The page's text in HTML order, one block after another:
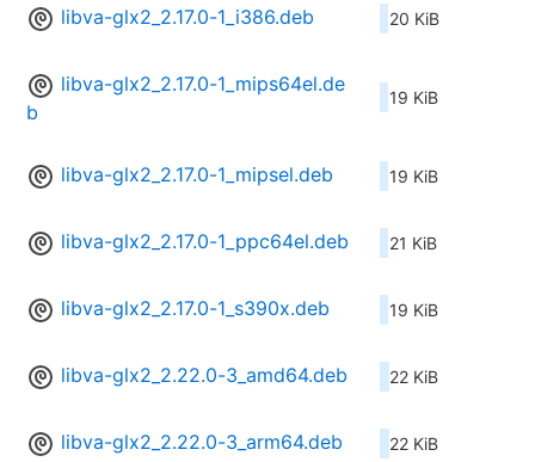
libva-glx2_2.17.0-1_i386.deb 20 KiB
libva-glx2_2.17.0-1_mips64el.de
b
19 KiB
libva-glx2_2.17.0-1_mipsel.deb 19 KiB
libva-glx2_2.17.0-1_ppc64el.deb 21 KiB
libva-glx2_2.17.0-1_s390x.deb 19 KiB
libva-glx2_2.22.0-3_amd64.deb 22 KiB
libva-glx2_2.22.0-3_arm64.deb 22 KiB